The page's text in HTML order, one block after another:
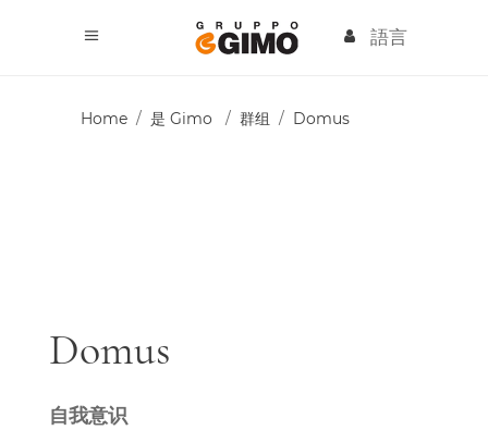
語言
Home / 是 Gimo / 群组 / Domus
Domus
自我意识